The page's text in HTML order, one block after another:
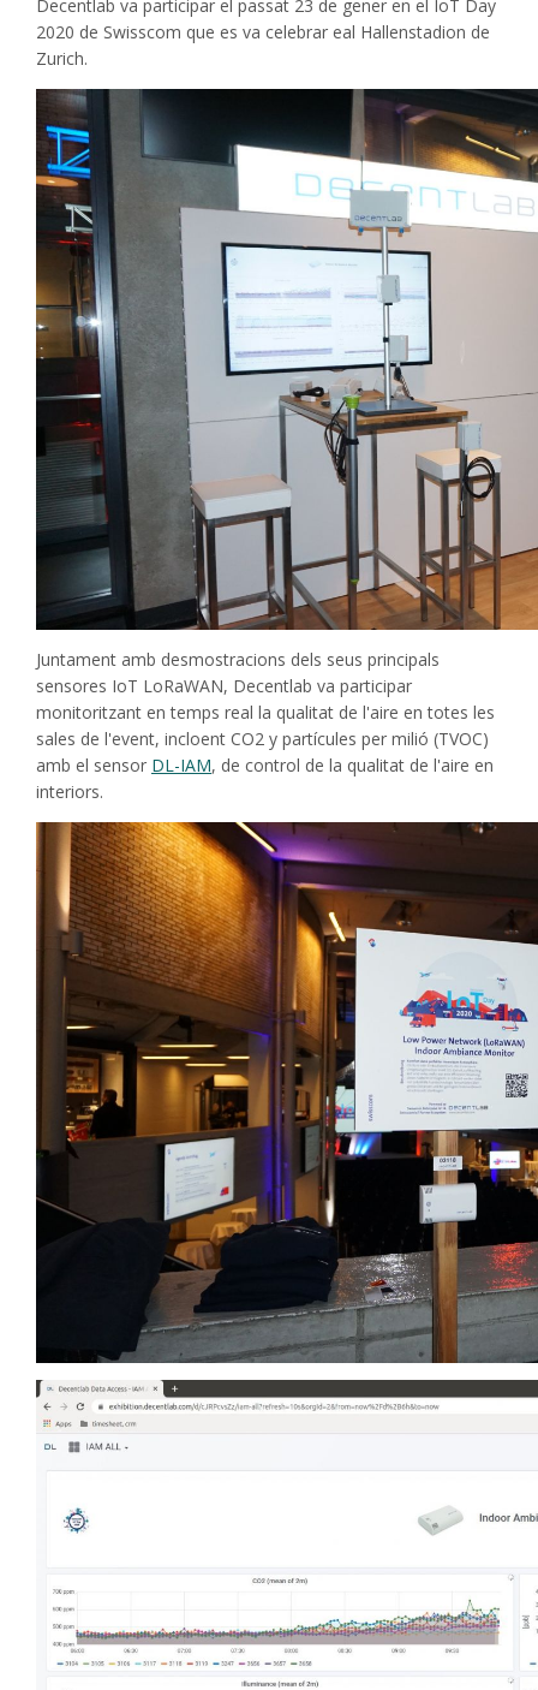
Decentlab va participar el passat 23 de gener en el IoT Day
2020 de Swisscom que es va celebrar eal Hallenstadion de
Zurich.
Juntament amb desmostracions dels seus principals
sensores IoT LoRaWAN, Decentlab va participar
monitoritzant en temps real la qualitat de l'aire en totes les
sales de l'event, incloent CO2 y partícules per milió (TVOC)
amb el sensor DL-IAM, de control de la qualitat de l'aire en
interiors.